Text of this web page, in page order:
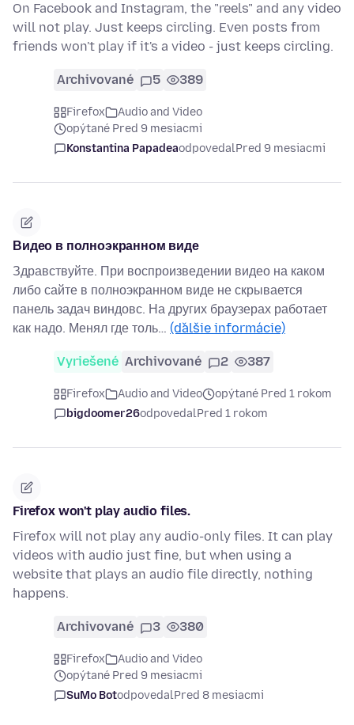
On Facebook and Instagram, the "reels" and any video
will not play. Just keeps circling. Even posts from
friends won't play if it's a video - just keeps circling.
Archivované 5 389
Firefox
Audio and Video
opýtané Pred 9 mesiacmi
Konstantina PapadeaodpovedalPred 9 mesiacmi
Видео в полноэкранном виде
Здравствуйте. При воспроизведении видео на каком
либо сайте в полноэкранном виде не скрывается
панель задач виндовс. На других браузерах работает
как надо. Менял где толь… (ďalšie informácie)
Vyriešené Archivované 2 387
Firefox Audio and Video
opýtané Pred 1 rokom
bigdoomer26odpovedalPred 1 rokom
Firefox won't play audio files.
Firefox will not play any audio-only files. It can play
videos with audio just fine, but when using a
website that plays an audio file directly, nothing
happens.
Archivované 3 380
Firefox
Audio and Video
opýtané Pred 9 mesiacmi
SuMo BotodpovedalPred 8 mesiacmi